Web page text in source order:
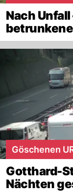
Nach
Göschenen
Gotthard-
Nächten